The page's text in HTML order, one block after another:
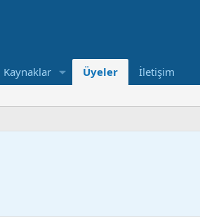
Kaynaklar Üyeler İletişim